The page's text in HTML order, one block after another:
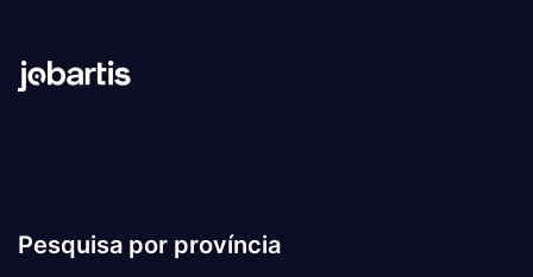
Pesquisa por província